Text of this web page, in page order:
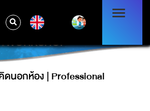
ดนอกห้อง | PROFESSIONAL
WORKSHOP
ดนอกห้อง | Professional